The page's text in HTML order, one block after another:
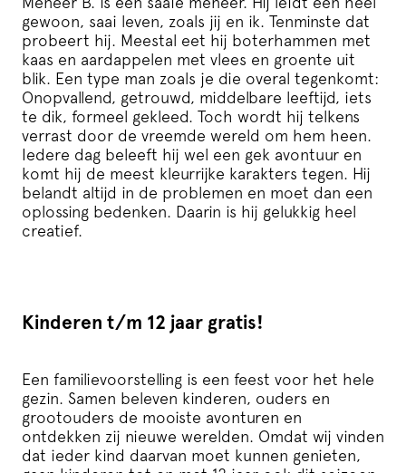
gewoon, saai leven, zoals jij en ik. Tenminste dat
probeert hij. Meestal eet hij boterhammen met
kaas en aardappelen met vlees en groente uit
blik. Een type man zoals je die overal tegenkomt:
Onopvallend, getrouwd, middelbare leeftijd, iets
te dik, formeel gekleed. Toch wordt hij telkens
verrast door de vreemde wereld om hem heen.
Iedere dag beleeft hij wel een gek avontuur en
komt hij de meest kleurrijke karakters tegen. Hij
belandt altijd in de problemen en moet dan een
oplossing bedenken. Daarin is hij gelukkig heel
creatief.
Kinderen t/m 12 jaar gratis!
Een familievoorstelling is een feest voor het hele
gezin. Samen beleven kinderen, ouders en
grootouders de mooiste avonturen en
ontdekken zij nieuwe werelden. Omdat wij vinden
dat ieder kind daarvan moet kunnen genieten,